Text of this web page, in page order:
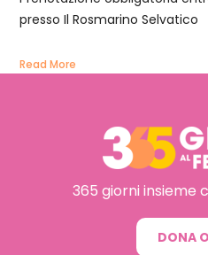
presso Il Rosmarino Selvatico
Read More
365 giorni insieme
DONA